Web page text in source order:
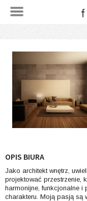
OPIS BIURA
Jako architekt wnętrz,
projektować przestrzenie,
harmonijne, funkcjonalne i
charakteru. Moją pasją są